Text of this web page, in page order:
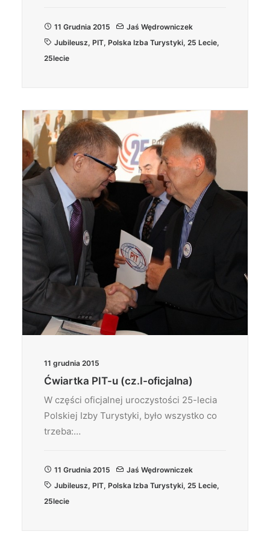
11 Grudnia 2015
Jaś Wędrowniczek
Jubileusz, PIT, Polska Izba Turystyki, 25 Lecie,
25lecie
11 grudnia 2015
Ćwiartka PIT-u (cz.I-oficjalna)
W części oficjalnej uroczystości 25-lecia
Polskiej Izby Turystyki, było wszystko co
trzeba:…
11 Grudnia 2015
Jaś Wędrowniczek
Jubileusz, PIT, Polska Izba Turystyki, 25 Lecie,
25lecie